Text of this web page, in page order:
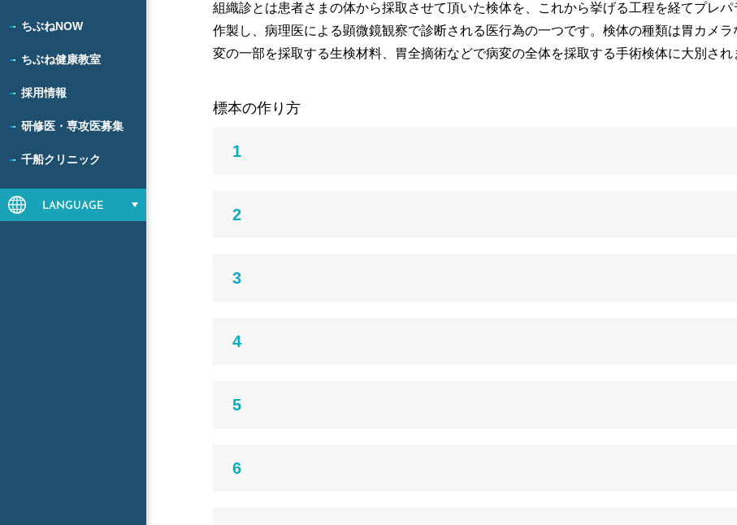
ちぶねNOW
ちぶね健康教室
採用情報
研修医・専攻医募集
千船クリニック
LANGUAGE
組織診とは患者さまの体から採取させて頂いた検体を、これから挙げる工程を経てプレパ
作製し、病理医による顕微鏡観察で診断される医行為の一つです。検体の種類は胃カメラ
変の一部を採取する生検材料、胃全摘術などで病変の全体を採取する手術検体に大別され
標本の作り方
1
2
3
4
5
6